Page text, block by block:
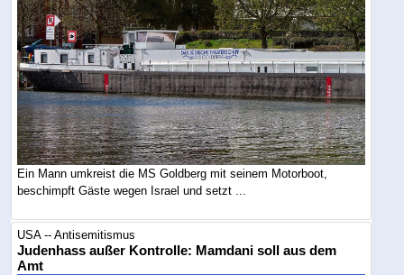
Ein Mann umkreist die MS Goldberg mit seinem Motorboot,
beschimpft Gäste wegen Israel und setzt ...
USA -- Antisemitismus
Judenhass außer Kontrolle: Mamdani soll aus dem
Amt